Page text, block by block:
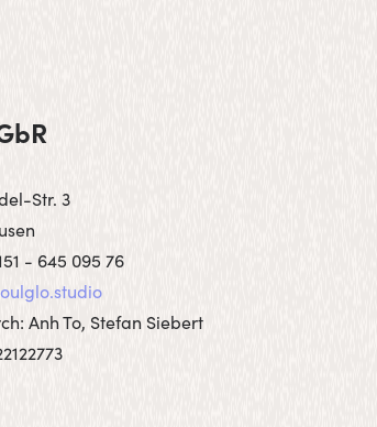
Str. 3
- 645 095 76
Anh To, Stefan Siebert